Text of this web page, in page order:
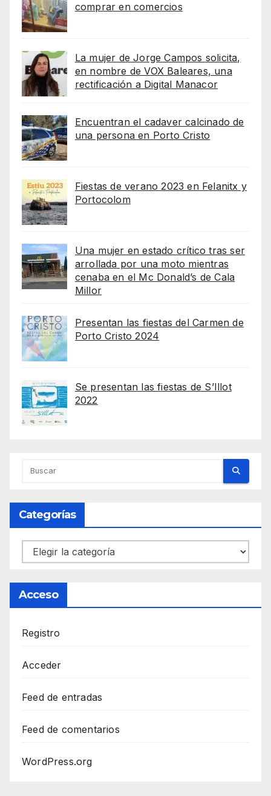
comprar en comercios
La mujer de Jorge Campos solicita,
en nombre de VOX Baleares, una
rectificación a Digital Manacor
Encuentran el cadaver calcinado de
una persona en Porto Cristo
Fiestas de verano 2023 en Felanitx y
Portocolom
Una mujer en estado crítico tras ser
arrollada por una moto mientras
cenaba en el Mc Donald’s de Cala
Millor
Presentan las fiestas del Carmen de
Porto Cristo 2024
Se presentan las fiestas de S’Illot
2022
Categorías
Categorías
Acceso
Registro
Acceder
Feed de entradas
Feed de comentarios
WordPress.org